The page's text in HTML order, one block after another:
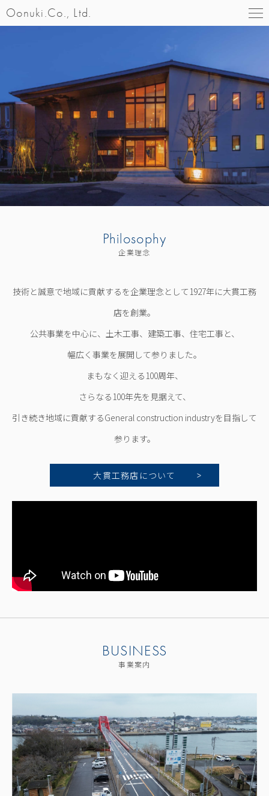
Oonuki.Co., Ltd.
Philosophy
企業理念
技術と誠意で地域に貢献するを企業理念として1927年に大貫工務
店を創業。
公共事業を中心に、土木工事、建築工事、住宅工事と、
幅広く事業を展開して参りました。
まもなく迎える100周年、
さらなる100年先を見据えて、
引き続き地域に貢献するGeneral construction industryを目指して
参ります。
大貫工務店について
BUSINESS
事業案内